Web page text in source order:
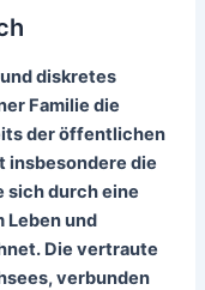
diskretes
Familie die
der öffentlichen
insbesondere die
sich durch eine
Leben und
Die vertraute
verbunden